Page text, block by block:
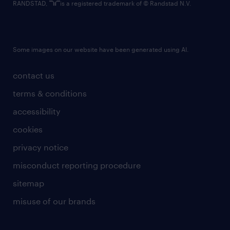
contact us
terms & conditions
accessibility
cookies
privacy notice
misconduct reporting procedure
sitemap
misuse of our brands
RANDSTAD, is a registered trademark of © Randstad N.V.
Some images on our website have been generated using AI.